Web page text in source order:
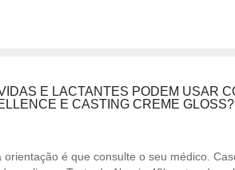
E LACTANTES PODEM USAR
E CASTING CREME GLOSS?
orientação é que consulte o seu médico.